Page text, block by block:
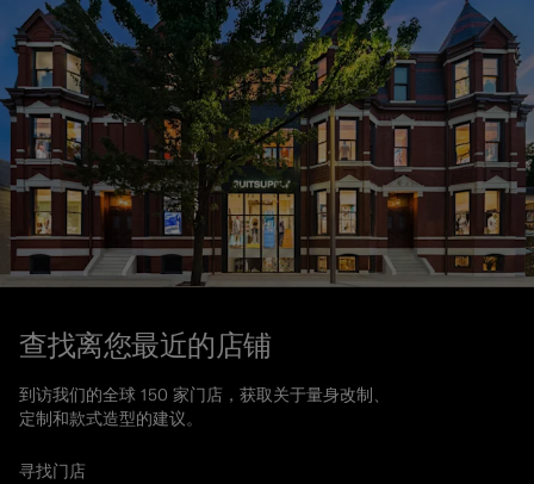
查找离您最近的店铺
到访我们的全球 150 家门店，获取关于量身改制、
定制和款式造型的建议。
寻找门店